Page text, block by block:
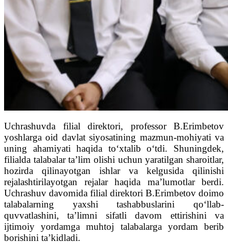
Uchrashuvda filial direktori, professor B.Erimbetov
yoshlarga oid davlat siyosatining mazmun-mohiyati va
uning ahamiyati haqida to‘xtalib o‘tdi. Shuningdek,
filialda talabalar ta’lim olishi uchun yaratilgan sharoitlar,
hozirda qilinayotgan ishlar va kelgusida qilinishi
rejalashtirilayotgan rejalar haqida ma’lumotlar berdi.
Uchrashuv davomida filial direktori B.Erimbetov doimo
talabalarning yaxshi tashabbuslarini qo‘llab-
quvvatlashini, ta’limni sifatli davom ettirishini va
ijtimoiy yordamga muhtoj talabalarga yordam berib
borishini ta’kidladi.